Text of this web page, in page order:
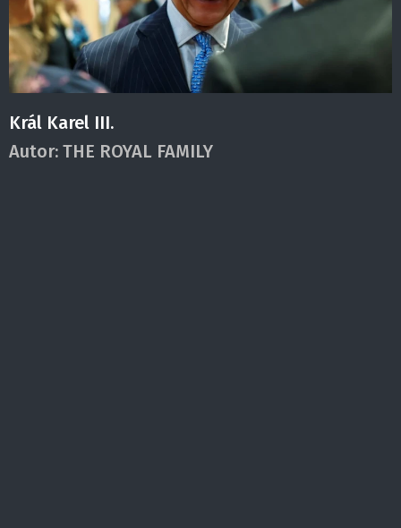
Král Karel III.
Autor: THE ROYAL FAMILY